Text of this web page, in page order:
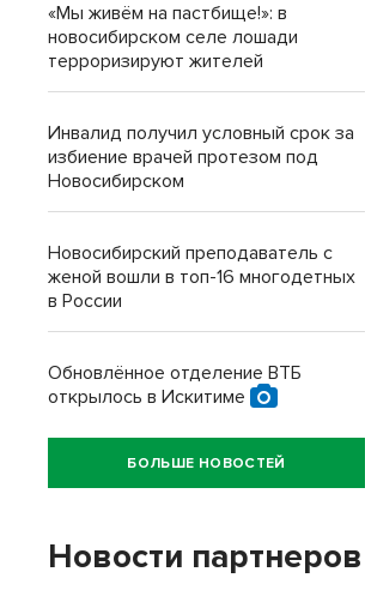
«Мы живём на пастбище!»: в
новосибирском селе лошади
терроризируют жителей
Инвалид получил условный срок за
избиение врачей протезом под
Новосибирском
Новосибирский преподаватель с
женой вошли в топ-16 многодетных
в России
Обновлённое отделение ВТБ
открылось в Искитиме
БОЛЬШЕ НОВОСТЕЙ
Новости партнеров